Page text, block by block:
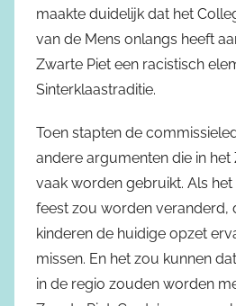
maakte duidelijk dat het
van de Mens onlangs heeft
Zwarte Piet een racistisch
Sinterklaastraditie.
Toen stapten de
andere argumenten die in
vaak worden gebruikt. Als
feest zou worden veranderd,
kinderen de huidige opzet
missen. En het zou kunnen
in de regio zouden worden